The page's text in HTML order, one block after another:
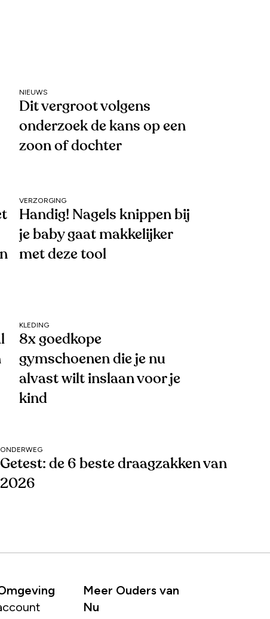
NIEUWS
Dit vergroot volgens
onderzoek de kans op een
zoon of dochter
VERZORGING
Handig! Nagels knippen bij
je baby gaat makkelijker
met deze tool
KLEDING
8x goedkope
gymschoenen die je nu
alvast wilt inslaan voor je
kind
ONDERWEG
Getest: de 6 beste draagzakken van
2026
Meer Ouders van
Nu